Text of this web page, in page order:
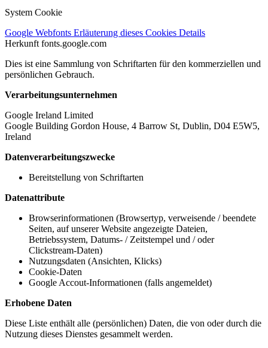
System Cookie
Google Webfonts Erläuterung dieses Cookies Details
Herkunft fonts.google.com
Dies ist eine Sammlung von Schriftarten für den kommerziellen und
persönlichen Gebrauch.
Verarbeitungsunternehmen
Google Ireland Limited
Google Building Gordon House, 4 Barrow St, Dublin, D04 E5W5,
Ireland
Datenverarbeitungszwecke
Bereitstellung von Schriftarten
Datenattribute
Browserinformationen (Browsertyp, verweisende / beendete
Seiten, auf unserer Website angezeigte Dateien,
Betriebssystem, Datums- / Zeitstempel und / oder
Clickstream-Daten)
Nutzungsdaten (Ansichten, Klicks)
Cookie-Daten
Google Accout-Informationen (falls angemeldet)
Erhobene Daten
Diese Liste enthält alle (persönlichen) Daten, die von oder durch die
Nutzung dieses Dienstes gesammelt werden.